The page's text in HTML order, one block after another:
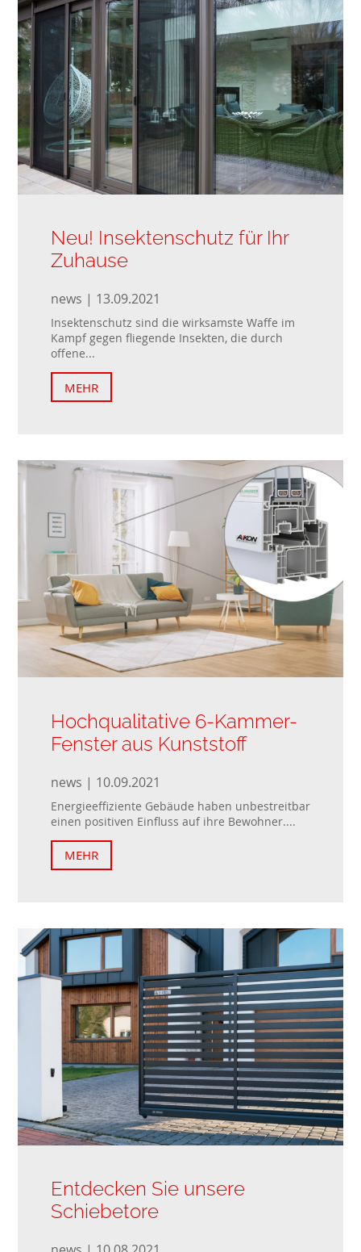
Neu! Insektenschutz für Ihr
Zuhause
news | 13.09.2021
Insektenschutz sind die wirksamste Waffe im
Kampf gegen fliegende Insekten, die durch
offene...
MEHR
Hochqualitative 6-Kammer-
Fenster aus Kunststoff
news | 10.09.2021
Energieeffiziente Gebäude haben unbestreitbar
einen positiven Einfluss auf ihre Bewohner....
MEHR
Entdecken Sie unsere
Schiebetore